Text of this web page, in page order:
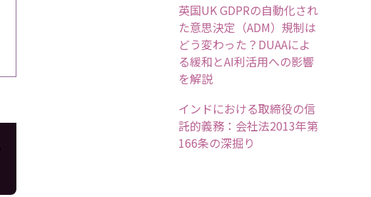
英国UK GDPRの自動化され
た意思決定（ADM）規制は
どう変わった？DUAAによ
る緩和とAI利活用への影響
を解説
インドにおける取締役の信
託的義務：会社法2013年第
166条の深掘り